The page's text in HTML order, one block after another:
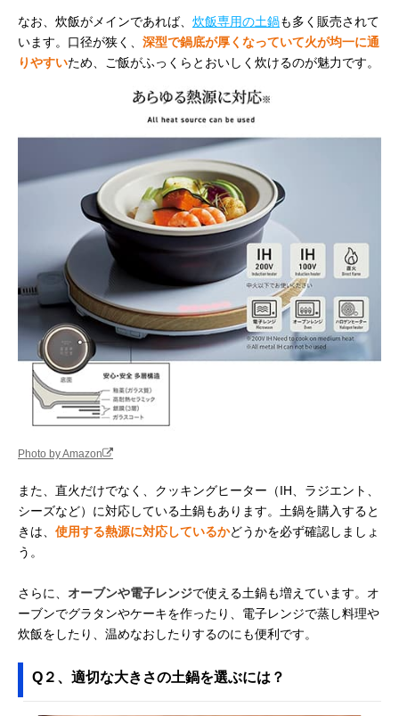
なお、炊飯がメインであれば、 炊飯専用の土鍋も多く販売されて
います。口径が狭く、 深型で鍋底が厚くなっていて火が均一に通
りやすいため、ご飯がふっくらとおいしく炊けるのが魅力です。
Photo by Amazon
また、直火だけでなく、クッキングヒーター（IH、ラジエント、
シーズなど）に対応している土鍋もあります。土鍋を購入すると
きは、 使用する熱源に対応しているかどうかを必ず確認しましょ
う。
さらに、 オーブンや電子レンジで使える土鍋も増えています。オ
ーブンでグラタンやケーキを作ったり、電子レンジで蒸し料理や
炊飯をしたり、温めなおしたりするのにも便利です。
Q２、適切な大きさの土鍋を選ぶには？